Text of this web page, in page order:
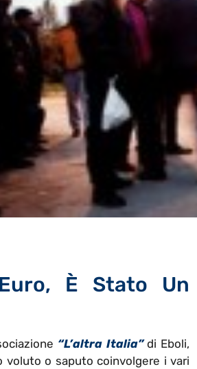
È Stato Un
“L’altra Italia”di Eboli,
o saputo coinvolgere i vari